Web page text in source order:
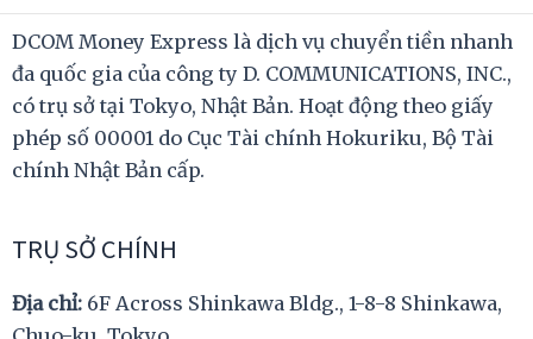
DCOM Money Express là dịch vụ chuyển tiền nhanh
đa quốc gia của công ty D. COMMUNICATIONS, INC.,
có trụ sở tại Tokyo, Nhật Bản. Hoạt động theo giấy
phép số 00001 do Cục Tài chính Hokuriku, Bộ Tài
chính Nhật Bản cấp.
TRỤ SỞ CHÍNH
Địa chỉ: 6F Across Shinkawa Bldg., 1-8-8 Shinkawa,